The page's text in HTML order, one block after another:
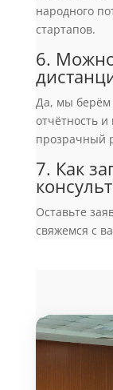
народного
стартапов.
6.
Да, мы берём
отчётность
прозрачный
7. Как
Оставьте
свяжемся с